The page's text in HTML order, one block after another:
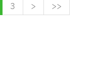
3 > >>